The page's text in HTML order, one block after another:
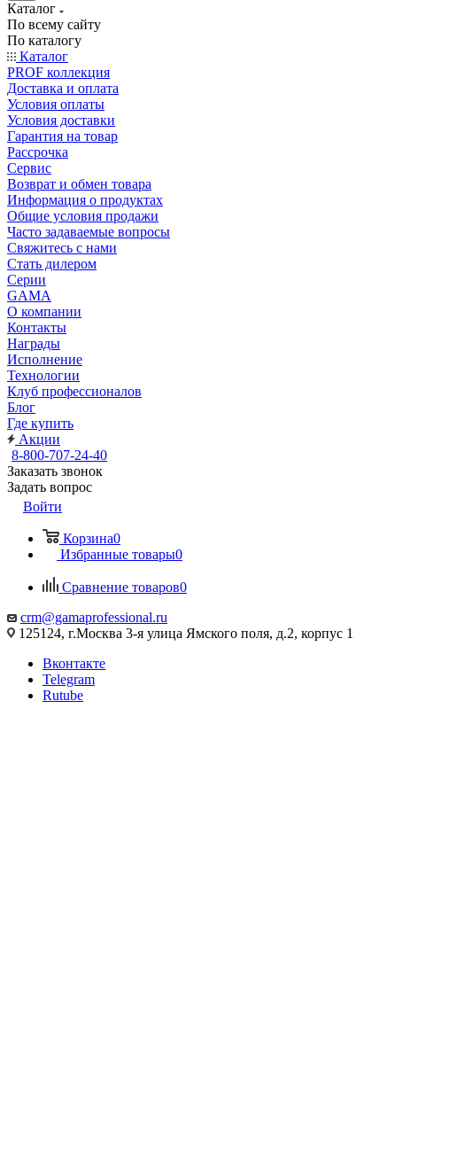
Каталог
По всему сайту
По каталогу
Каталог
PROF коллекция
Доставка и оплата
Условия оплаты
Условия доставки
Гарантия на товар
Рассрочка
Сервис
Возврат и обмен товара
Информация о продуктах
Общие условия продажи
Часто задаваемые вопросы
Свяжитесь с нами
Стать дилером
Серии
GAMA
О компании
Контакты
Награды
Исполнение
Технологии
Клуб профессионалов
Блог
Где купить
Акции
8-800-707-24-40
Заказать звонок
Задать вопрос
Войти
Корзина0
Избранные товары0
Сравнение товаров0
crm@gamaprofessional.ru
125124, г.Москва 3-я улица Ямского поля, д.2, корпус 1
Вконтакте
Telegram
Rutube